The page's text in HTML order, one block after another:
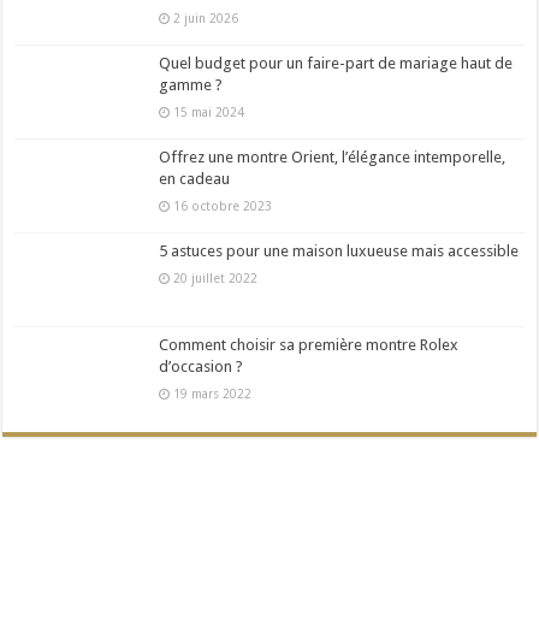
2 juin 2026
Quel budget pour un faire-part de mariage haut de
gamme ?
15 mai 2024
Offrez une montre Orient, l’élégance intemporelle,
en cadeau
16 octobre 2023
5 astuces pour une maison luxueuse mais accessible
20 juillet 2022
Comment choisir sa première montre Rolex
d’occasion ?
19 mars 2022